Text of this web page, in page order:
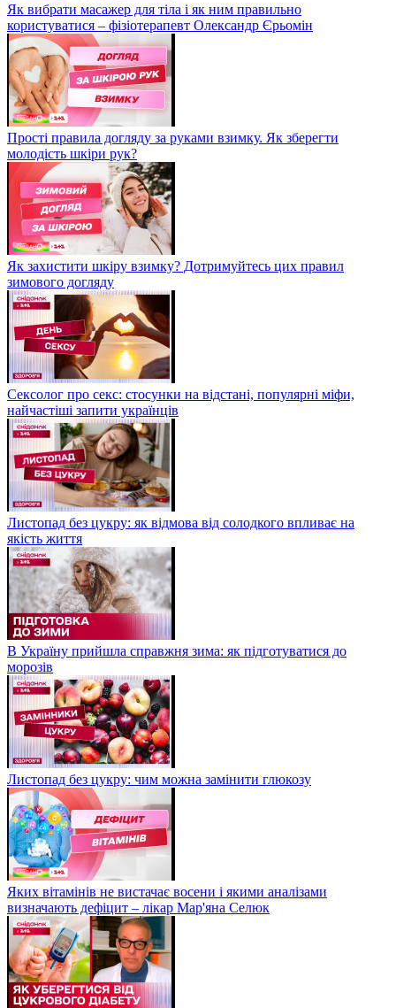
Як вибрати масажер для тіла і як ним правильно
користуватися – фізіотерапевт Олександр Єрьомін
Прості правила догляду за руками взимку. Як зберегти
молодість шкіри рук?
Як захистити шкіру взимку? Дотримуйтесь цих правил
зимового догляду
Сексолог про секс: стосунки на відстані, популярні міфи,
найчастіші запити українців
Листопад без цукру: як відмова від солодкого впливає на
якість життя
В Україну прийшла справжня зима: як підготуватися до
морозів
Листопад без цукру: чим можна замінити глюкозу
Яких вітамінів не вистачає восени і якими аналізами
визначають дефіцит – лікар Мар'яна Селюк